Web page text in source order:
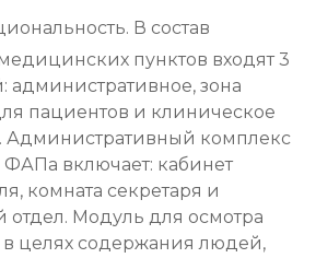
В состав
пунктов входят 3
административное, зона
пациентов и клиническое
комплекс
включает: кабинет
комната секретаря и
Модуль для осмотра
в целях содержания людей,